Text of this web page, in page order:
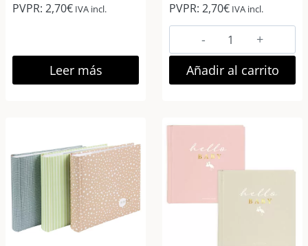
PVPR: 2,70€ IVA incl.
Leer más
PVPR: 2,70€ IVA incl.
Goldbuch
Pure
Moments
Álbum
cm
32
fotos
cantidad
Añadir al carrito